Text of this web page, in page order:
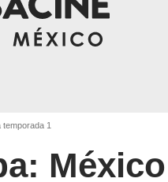
1
México